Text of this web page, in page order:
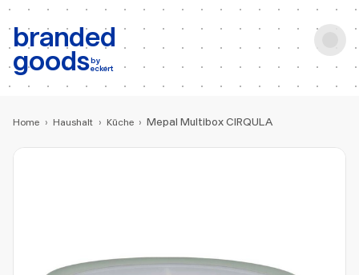
branded
goodsby
eckert
b: Produktsuche
Home › Haushalt › Küche › Mepal Multibox CIRQULA